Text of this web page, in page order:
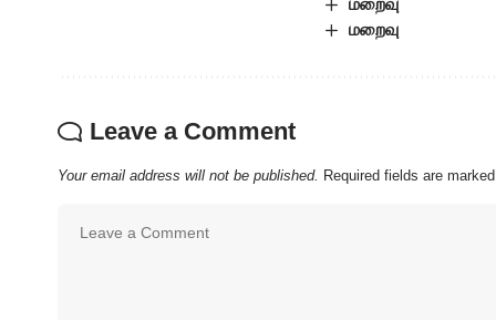
மறைவு
Leave a Comment
Your email address will not be published. Required fields are